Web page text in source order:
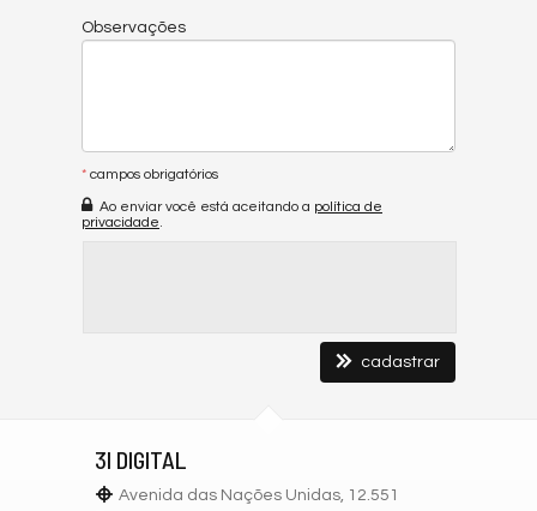
Observações
* campos obrigatórios
Ao enviar você está aceitando a política de
privacidade
cadastrar
3I DIGITAL
Avenida das Nações Unidas, 12.551